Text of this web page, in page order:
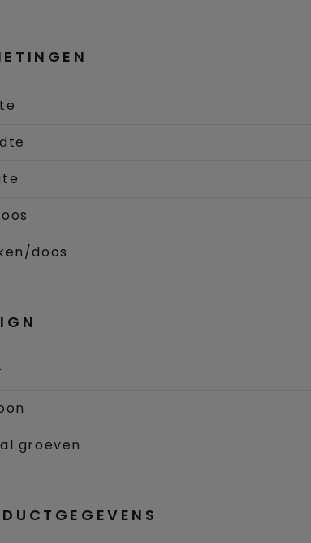
doos
groeven